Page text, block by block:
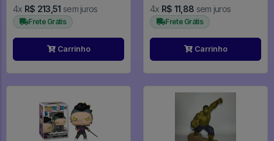
4x R$ 213,51 sem juros
Frete Grátis
Carrinho
4x R$ 11,88 sem juros
Frete Grátis
Carrinho